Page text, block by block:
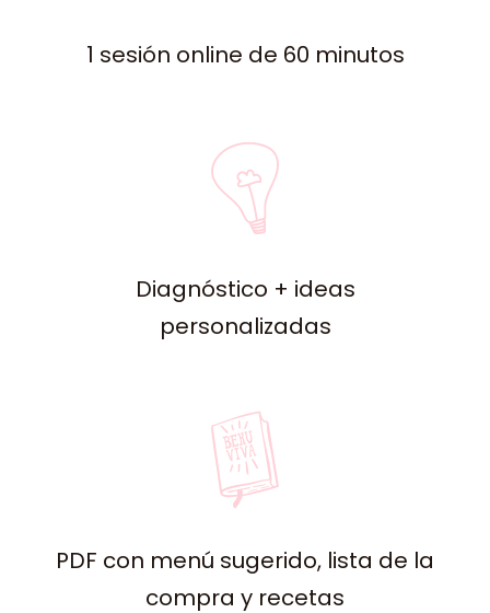
1 sesión online de 60 minutos
Diagnóstico + ideas
personalizadas
PDF con menú sugerido, lista de la
compra y recetas